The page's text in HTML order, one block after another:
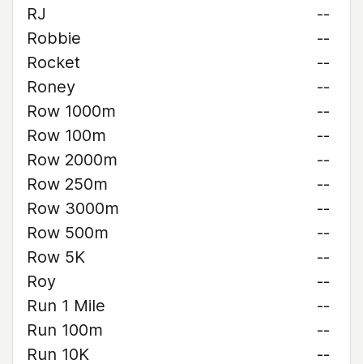
RJ
--
Robbie
--
Rocket
--
Roney
--
Row 1000m
--
Row 100m
--
Row 2000m
--
Row 250m
--
Row 3000m
--
Row 500m
--
Row 5K
--
Roy
--
Run 1 Mile
--
Run 100m
--
Run 10K
--